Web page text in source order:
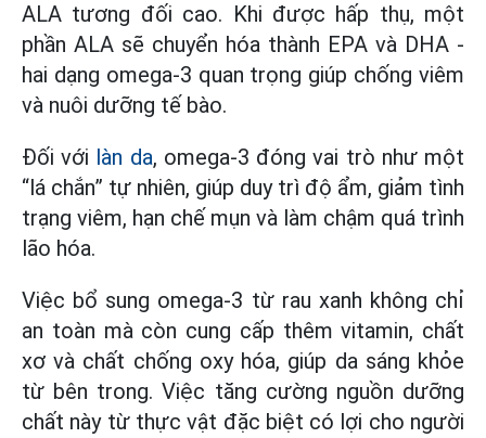
ALA tương đối cao. Khi được hấp thụ, một
phần ALA sẽ chuyển hóa thành EPA và DHA -
hai dạng omega-3 quan trọng giúp chống viêm
và nuôi dưỡng tế bào.
Đối với làn da, omega-3 đóng vai trò như một
“lá chắn” tự nhiên, giúp duy trì độ ẩm, giảm tình
trạng viêm, hạn chế mụn và làm chậm quá trình
lão hóa.
Việc bổ sung omega-3 từ rau xanh không chỉ
an toàn mà còn cung cấp thêm vitamin, chất
xơ và chất chống oxy hóa, giúp da sáng khỏe
từ bên trong. Việc tăng cường nguồn dưỡng
chất này từ thực vật đặc biệt có lợi cho người